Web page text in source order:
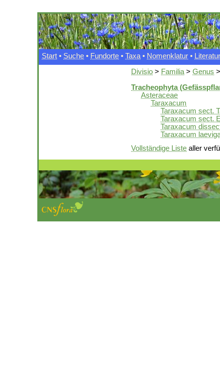
Start • Suche • Fundorte • Taxa • Nomenklatur • Literatur
Divisio > Familia > Genus
Tracheophyta
Asteraceae
Taraxacum
Taraxacum sect.
Taraxacum sect.
Taraxacum
Taraxacum
Vollständige Liste aller